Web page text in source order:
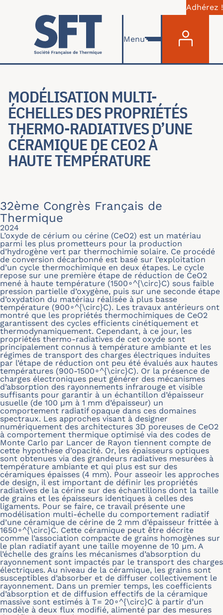
Skip to main content
Adhérez !
Menu
MODÉLISATION MULTI-
ÉCHELLES DES PROPRIÉTÉS
THERMO-RADIATIVES D’UNE
CÉRAMIQUE DE CEO2 À
HAUTE TEMPÉRATURE
32ème Congrès Français de
Thermique
2024
L’oxyde de cérium ou cérine (CeO2) est un matériau
parmi les plus prometteurs pour la production
d’hydrogène vert par thermochimie solaire. Ce procédé
de conversion décarbonné est basé sur l’exploitation
d’un cycle thermochimique en deux étapes. Le cycle
repose sur une première étape de réduction de CeO2
mené à haute température (1500∘^{\circ}C) sous faible
pression partielle d’oxygène, puis sur une seconde étape
d’oxydation du matériau réalisée à plus basse
température (900∘^{\circ}C). Les travaux antérieurs ont
montré que les propriétés thermochimiques de CeO2
garantissent des cycles efficients cinétiquement et
thermodynamiquement. Cependant, à ce jour, les
propriétés thermo-radiatives de cet oxyde sont
principalement connus à température ambiante et les
régimes de transport des charges électriques induites
par l’étape de réduction ont peu été évalués aux hautes
températures (900-1500∘^{\circ}C). Or la présence de
charges électroniques peut générer des mécanismes
d’absorption des rayonnements infrarouge et visible
suffisants pour garantir à un échantillon d’épaisseur
usuelle (de 100 μm à 1 mm d’épaisseur) un
comportement radiatif opaque dans ces domaines
spectraux. Les approches visant à designer
numériquement des architectures 3D poreuses de CeO2
à comportement thermique optimisé via des codes de
Monte Carlo par Lancer de Rayon tiennent compte de
cette hypothèse d’opacité. Or, les épaisseurs optiques
sont obtenues via des grandeurs radiatives mesurées à
température ambiante et qui plus est sur des
céramiques épaisses (4 mm). Pour asseoir les approches
de design, il est important de définir les propriétés
radiatives de la cérine sur des échantillons dont la taille
de grains et les épaisseurs identiques à celles des
ligaments. Pour se faire, ce travail présente une
modélisation multi-échelle du comportement radiatif
d’une céramique de cérine de 2 mm d’épaisseur frittée à
1650∘^{\circ}C. Cette céramique peut être décrite
comme l’association compacte de grains homogènes sur
le plan radiatif ayant une taille moyenne de 10 μm. A
l’échelle des grains les mécanismes d’absorption du
rayonnement sont impactés par le transport des charges
électriques. Au niveau de la céramique, les grains sont
susceptibles d’absorber et de diffuser collectivement le
rayonnement. Dans un premier temps, les coefficients
d’absorption et de diffusion effectifs de la céramique
massive sont estimés à T= 20∘^{\circ}C à partir d’un
modèle à deux flux modifié, alimenté par des mesures